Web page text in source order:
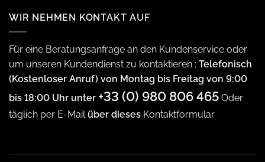
WIR NEHMEN KONTAKT AUF
Für eine Beratungsanfrage an den Kundenservice oder
um unseren Kundendienst zu kontaktieren : Telefonisch
(Kostenloser Anruf) von Montag bis Freitag von 9:00
bis 18:00 Uhr unter +33 (0) 980 806 465 Oder
täglich per E-Mail über dieses Kontaktformular